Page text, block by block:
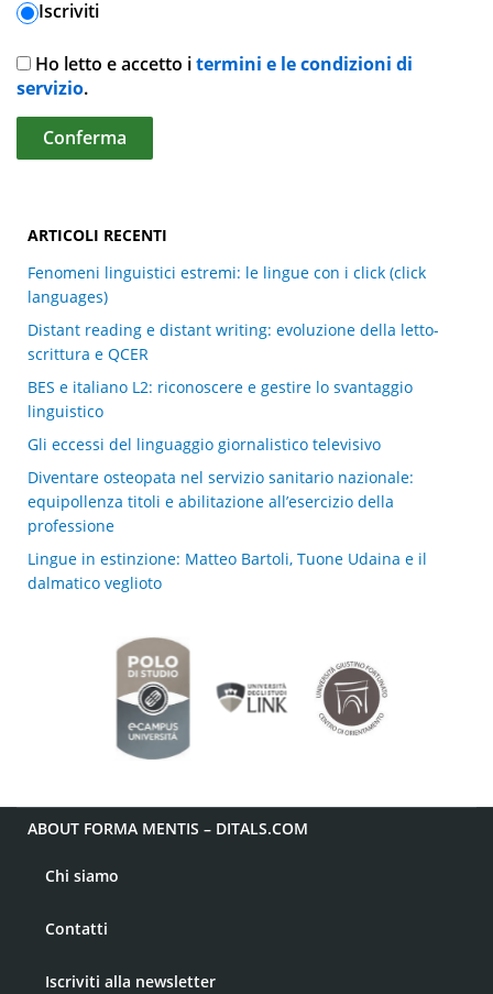
Iscriviti
Ho letto e accetto itermini e le condizioni di
servizio.
ARTICOLI RECENTI
Fenomeni linguistici estremi: le lingue con i click (click
languages)
Distant reading e distant writing: evoluzione della letto-
scrittura e QCER
BES e italiano L2: riconoscere e gestire lo svantaggio
linguistico
Gli eccessi del linguaggio giornalistico televisivo
Diventare osteopata nel servizio sanitario nazionale:
equipollenza titoli e abilitazione all’esercizio della
professione
Lingue in estinzione: Matteo Bartoli, Tuone Udaina e il
dalmatico veglioto
ABOUT FORMA MENTIS – DITALS.COM
Chi siamo
Contatti
Iscriviti alla newsletter